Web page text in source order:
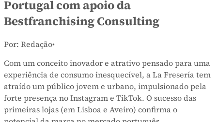
Portugal com apoio da
Bestfranchising Consulting
Por: Redação•
Com um conceito inovador e atrativo pensado para uma
experiência de consumo inesquecível, a La Fresería tem
atraído um público jovem e urbano, impulsionado pela
forte presença no Instagram e TikTok. O sucesso das
primeiras lojas (em Lisboa e Aveiro) confirma o